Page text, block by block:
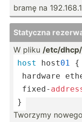
bramę na
Statyczna
W pliku /etc/
host host01
{
­har­dware
­fix­ed-­
}
Tworzymy